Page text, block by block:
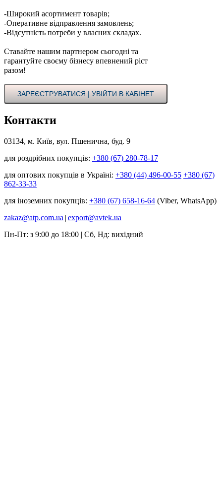
-Широкий асортимент товарів;
-Оперативне відправлення замовлень;
-Відсутність потреби у власних складах.
Ставайте нашим партнером сьогодні та
гарантуйте своєму бізнесу впевнений ріст
разом!
ЗАРЕЄСТРУВАТИСЯ | УВІЙТИ В КАБІНЕТ
Контакти
03134, м. Київ, вул. Пшенична, буд. 9
для роздрібних покупців: +380 (67) 280-78-17
для оптових покупців в Україні: +380 (44) 496-00-55 +380 (67)
862-33-33
для іноземних покупців: +380 (67) 658-16-64 (Viber, WhatsApp)
zakaz@atp.com.ua | export@avtek.ua
Пн-Пт: з 9:00 до 18:00 | Сб, Нд: вихідний